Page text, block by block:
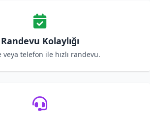
Randevu Kolaylığı
veya telefon ile hızlı randevu.